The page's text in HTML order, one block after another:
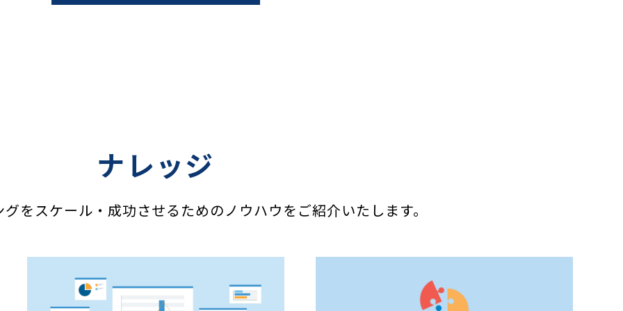
ナレッジ
をスケール・成功させるためのノウハウをご紹介いたします。